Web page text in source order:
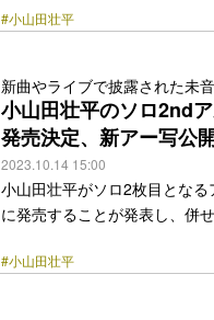
2023』をリリースしている。
京『直ちゃんは小学三年生』
ーブルの海へ… <a
#小山田壮平
新曲やライブで披露された未
小山田壮平のソロ2nd
発売決定、新アー写公
2023.10.14 15:00
小山田壮平がソロ2枚目とな
に発売することが発表し、併
のみで披露され、まだ音源化
#小山田壮平